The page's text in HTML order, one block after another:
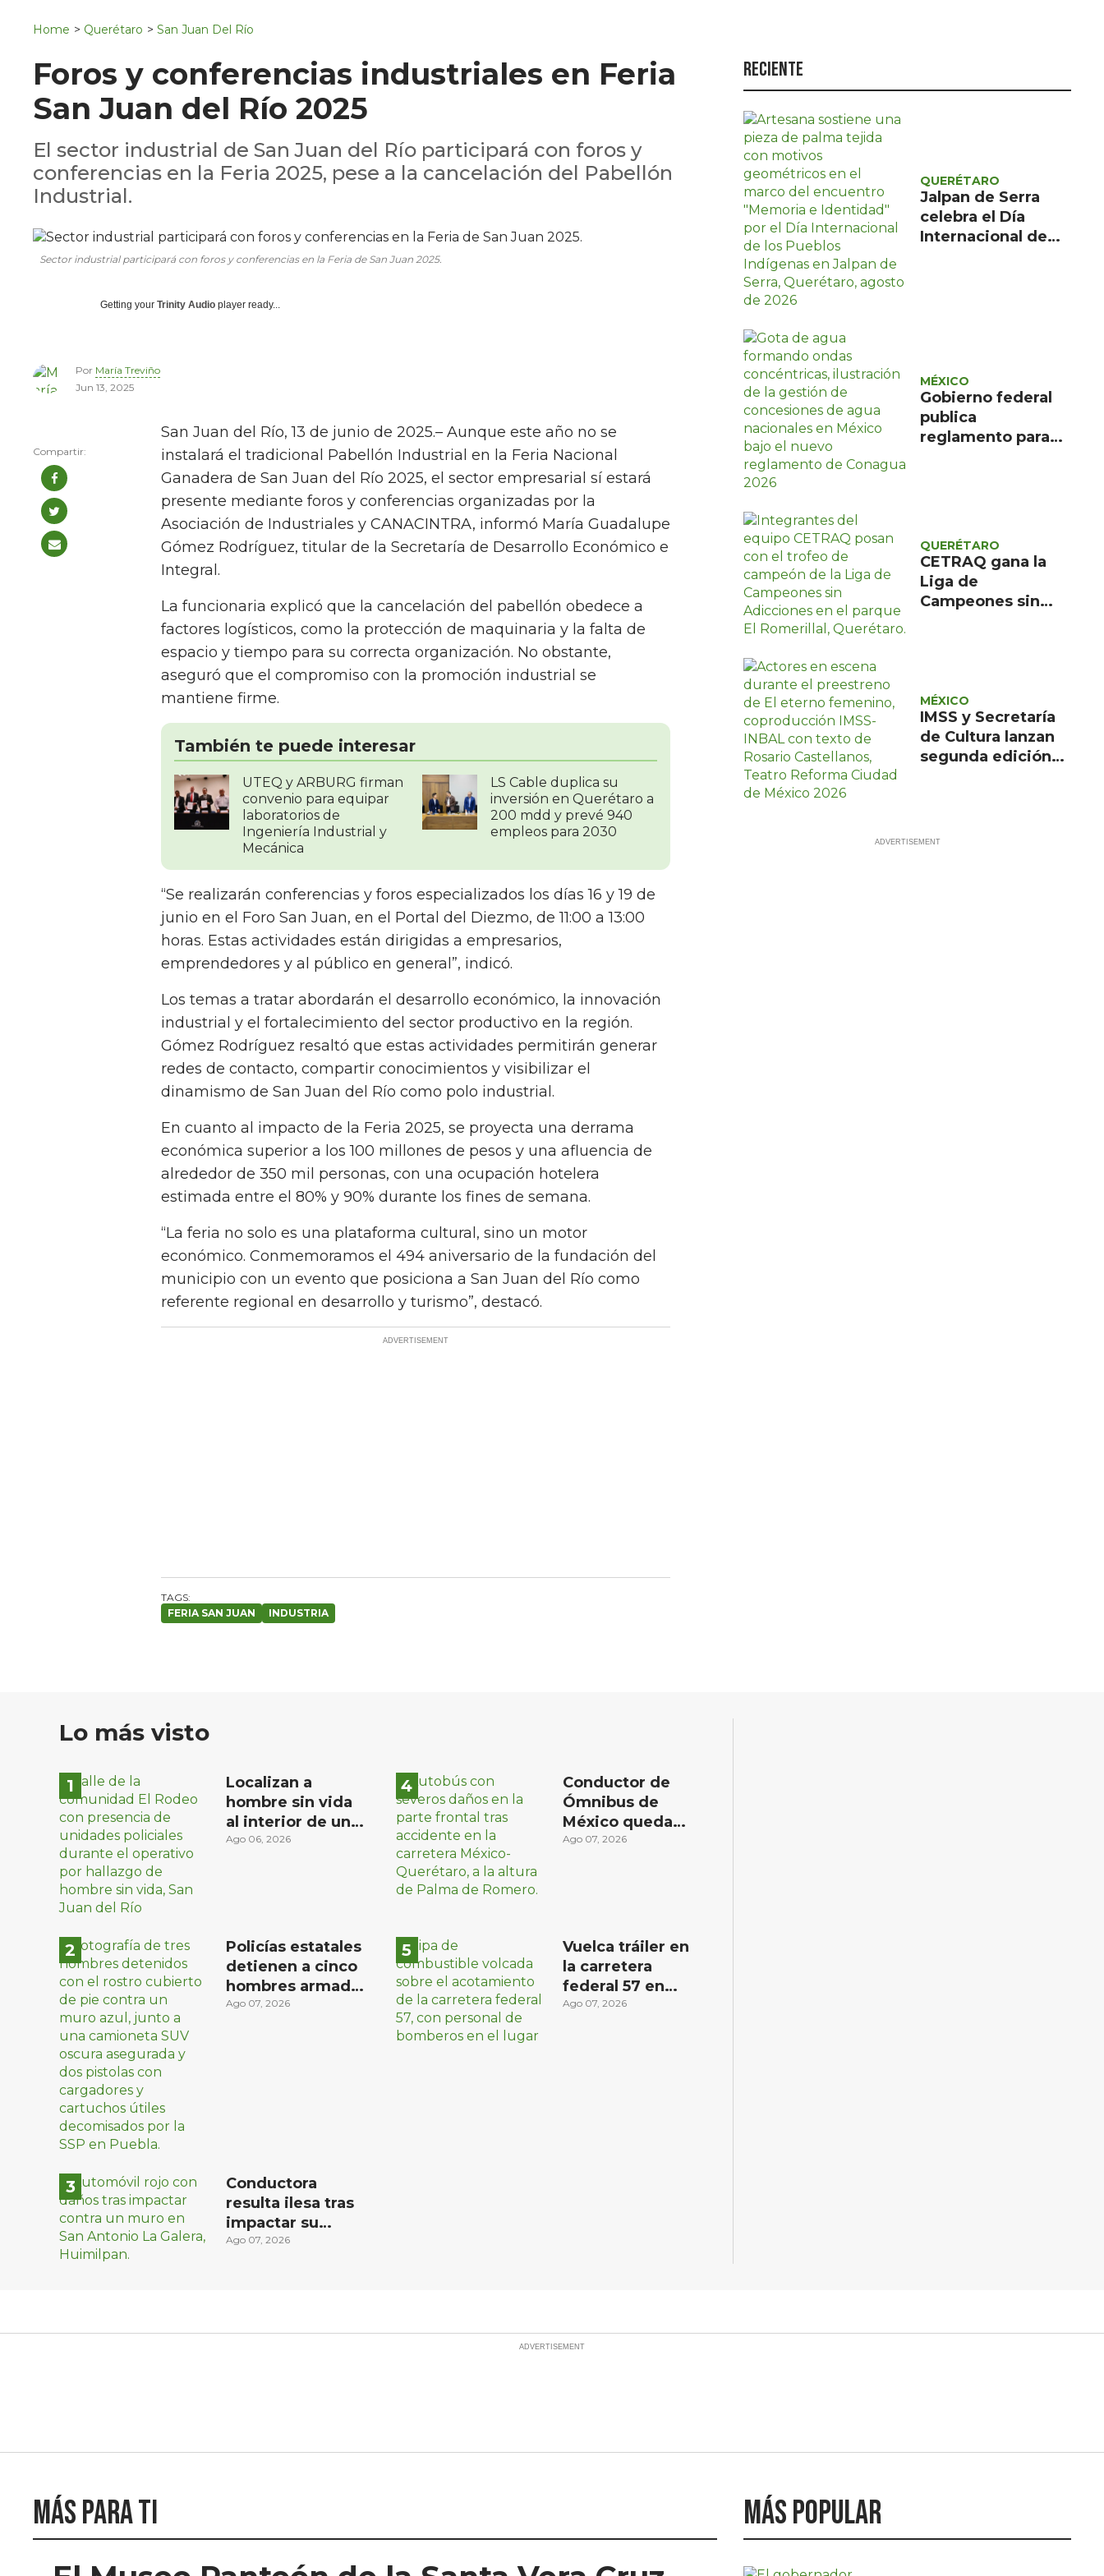
Política
Turismo
Estilo de vida
Opinión
Home > Querétaro > San Juan Del Río
Foros y conferencias industriales en Feria
San Juan del Río 2025
El sector industrial de San Juan del Río participará con foros y
conferencias en la Feria 2025, pese a la cancelación del Pabellón
Industrial.
Sector industrial participará con foros y conferencias en la Feria de San Juan 2025.
Getting your Trinity Audio player ready...
Por María Treviño
Jun 13, 2025
San Juan del Río, 13 de junio de 2025.– Aunque este año no se
instalará el tradicional Pabellón Industrial en la Feria Nacional
Ganadera de San Juan del Río 2025, el sector empresarial sí estará
presente mediante foros y conferencias organizadas por la
Asociación de Industriales y CANACINTRA, informó María Guadalupe
Gómez Rodríguez, titular de la Secretaría de Desarrollo Económico e
Integral.
La funcionaria explicó que la cancelación del pabellón obedece a
factores logísticos, como la protección de maquinaria y la falta de
espacio y tiempo para su correcta organización. No obstante,
aseguró que el compromiso con la promoción industrial se
mantiene firme.
También te puede interesar
UTEQ y ARBURG firman
convenio para equipar
laboratorios de
Ingeniería Industrial y
Mecánica
LS Cable duplica su
inversión en Querétaro a
200 mdd y prevé 940
empleos para 2030
“Se realizarán conferencias y foros especializados los días 16 y 19 de
junio en el Foro San Juan, en el Portal del Diezmo, de 11:00 a 13:00
horas. Estas actividades están dirigidas a empresarios,
emprendedores y al público en general”, indicó.
Los temas a tratar abordarán el desarrollo económico, la innovación
industrial y el fortalecimiento del sector productivo en la región.
Gómez Rodríguez resaltó que estas actividades permitirán generar
redes de contacto, compartir conocimientos y visibilizar el
dinamismo de San Juan del Río como polo industrial.
En cuanto al impacto de la Feria 2025, se proyecta una derrama
económica superior a los 100 millones de pesos y una afluencia de
alrededor de 350 mil personas, con una ocupación hotelera
estimada entre el 80% y 90% durante los fines de semana.
“La feria no solo es una plataforma cultural, sino un motor
económico. Conmemoramos el 494 aniversario de la fundación del
municipio con un evento que posiciona a San Juan del Río como
referente regional en desarrollo y turismo”, destacó.
FERIA SAN JUAN INDUSTRIA
Reciente
QUERÉTARO
Jalpan de Serra
celebra el Día
Internacional de
MÉXICO
Gobierno federal
publica
reglamento para
QUERÉTARO
CETRAQ gana la
Liga de
Campeones sin
MÉXICO
IMSS y Secretaría
de Cultura lanzan
segunda edición
Lo más visto
Localizan a
hombre sin vida
al interior de un
domicilio en la
Ago 06, 2026
Policías estatales
detienen a cinco
hombres armados
en Puebla capital
Ago 07, 2026
Conductora
resulta ilesa tras
impactar su
vehículo contra
Ago 07, 2026
Conductor de
Ómnibus de
México queda
prensado en
Ago 07, 2026
Vuelca tráiler en
la carretera
federal 57 en
Querétaro; hay
Ago 07, 2026
Más para ti Más popular